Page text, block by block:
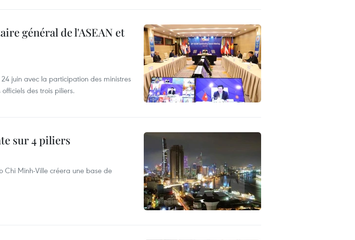
général de l'ASEAN et
juin avec la participation des ministres
des trois piliers.
sur 4 piliers
Chi Minh-​Ville créera une base de